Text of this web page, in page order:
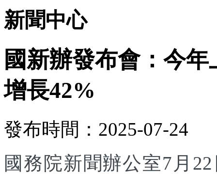
新聞中心
國新辦發布會：今
增長42%
發布時間：2025-07-24
國務院新聞辦公室7月